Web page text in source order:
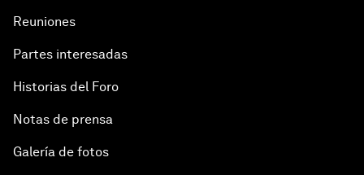
Reuniones
Partes interesadas
Historias del Foro
Notas de prensa
Galería de fotos